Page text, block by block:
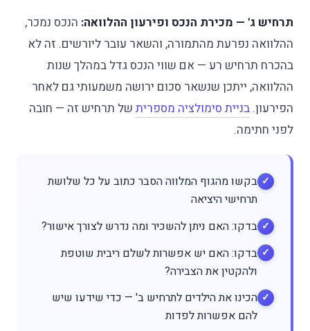
תרחיש ג' — מכירת הנכס ופירעון ההלוואה: הנכס נמכר,
ההלוואה נפרעת מהתמורה, והשאר עובר ליורשים. זה לא
בהכרח תרחיש רע — אם שווי הנכס גדל במהלך שנות
ההלוואה, ייתכן שנשאר סכום ירושה משמעותי גם לאחר
הפירעון. בניית סימולציה מספרית של תרחיש זה — חובה
לפני חתימה.
בקשו מהגוף המלווה הסבר כתוב על כל שלושת
תרחישי היציאה
בדקו: האם ניתן להשכיר ומה נדרש לצורך אישור?
בדקו: האם יש אפשרות לשלם ריבית שוטפת
ולהקטין את הצבירה?
הכינו את הילדים לתרחיש ב' — כדי שידעו שיש
להם אפשרות לפדות